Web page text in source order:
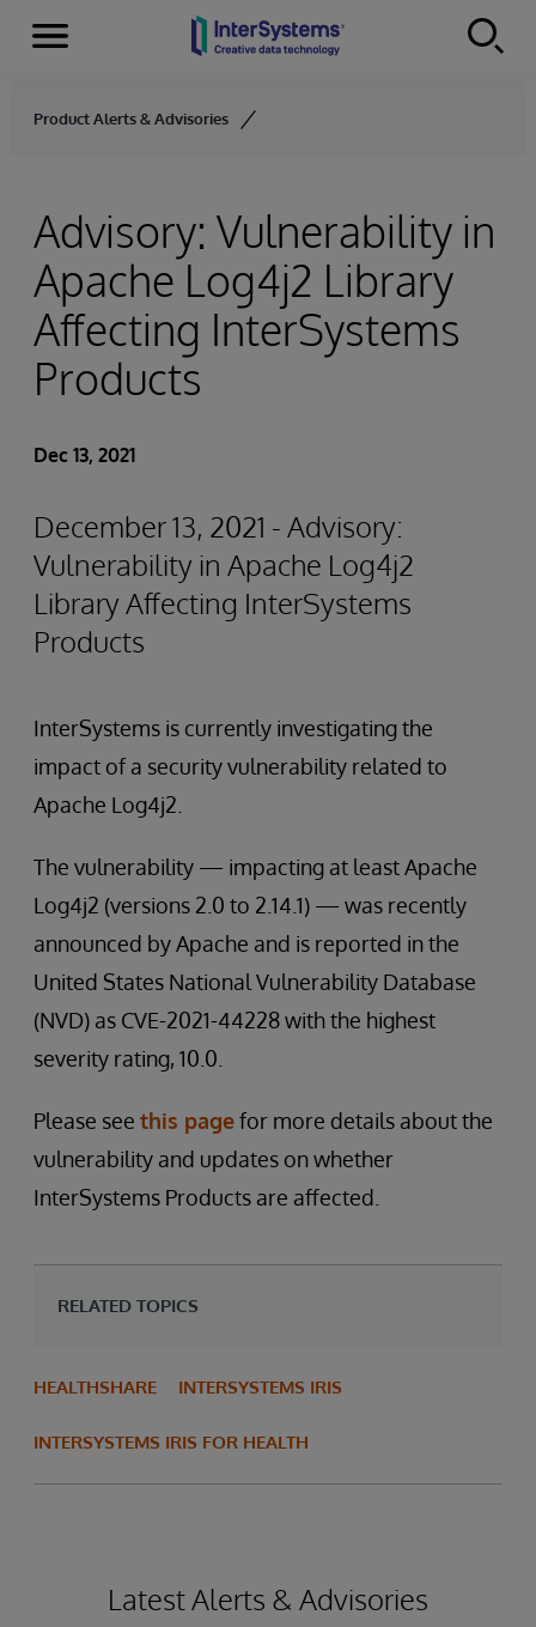
Skip to content
Menu
Product Alerts & Advisories
Advisory: Vulnerability in
Apache Log4j2 Library
Affecting InterSystems
Products
Dec 13, 2021
December 13, 2021 - Advisory:
Vulnerability in Apache Log4j2
Library Affecting InterSystems
Products
InterSystems is currently investigating the
impact of a security vulnerability related to
Apache Log4j2.
The vulnerability — impacting at least Apache
Log4j2 (versions 2.0 to 2.14.1) — was recently
announced by Apache and is reported in the
United States National Vulnerability Database
(NVD) as CVE-2021-44228 with the highest
severity rating, 10.0.
Please see this pagefor more details about the
vulnerability and updates on whether
InterSystems Products are affected.
RELATED TOPICS
HEALTHSHARE INTERSYSTEMS IRIS
INTERSYSTEMS IRIS FOR HEALTH
Latest Alerts & Advisories